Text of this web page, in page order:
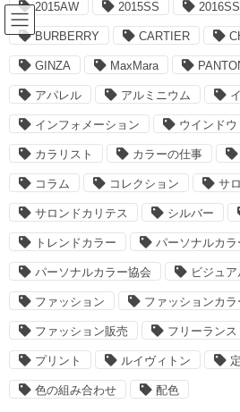
コ
ン
テ
ツ
へ
ス
ッ
プ
ナ
ビ
ゲ
シ
ョ
ン
移
動
コラム：バッ
HOME コラム：バックナンバー シルバー
シルバー
2015-01-23
Column
2015SS 気にな
は？04
「シルバー」？「アルミニウム」？ コ
レンドカラーは？」バックナンバーは
レンドカラー01 2015SS 気になるトレ
のトレンドカ […]
2015AW 2015SS 2016SS
BURBERRY CARTIER
GINZA MaxMara
アパレル アルミニウム
インフォメーション ウインドウ
カラリスト カラーの仕事
コラム コレクション サ
サロンドカリテス シルバー
トレンドカラー パーソナルカラ
パーソナルカラー協会 ビジュア
ファッション ファッションカラ
ファッション販売 フリーランス
プリント ルイヴィトン
色の組み合わせ 配色